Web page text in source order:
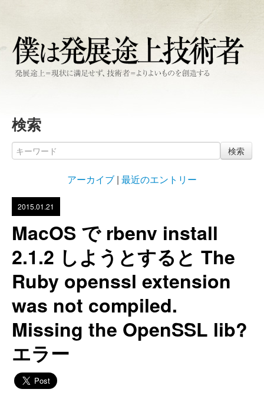
検索
検索
アーカイブ | 最近のエントリー
2015.01.21
MacOS で rbenv install
2.1.2 しようとすると The
Ruby openssl extension
was not compiled.
Missing the OpenSSL lib?
エラー